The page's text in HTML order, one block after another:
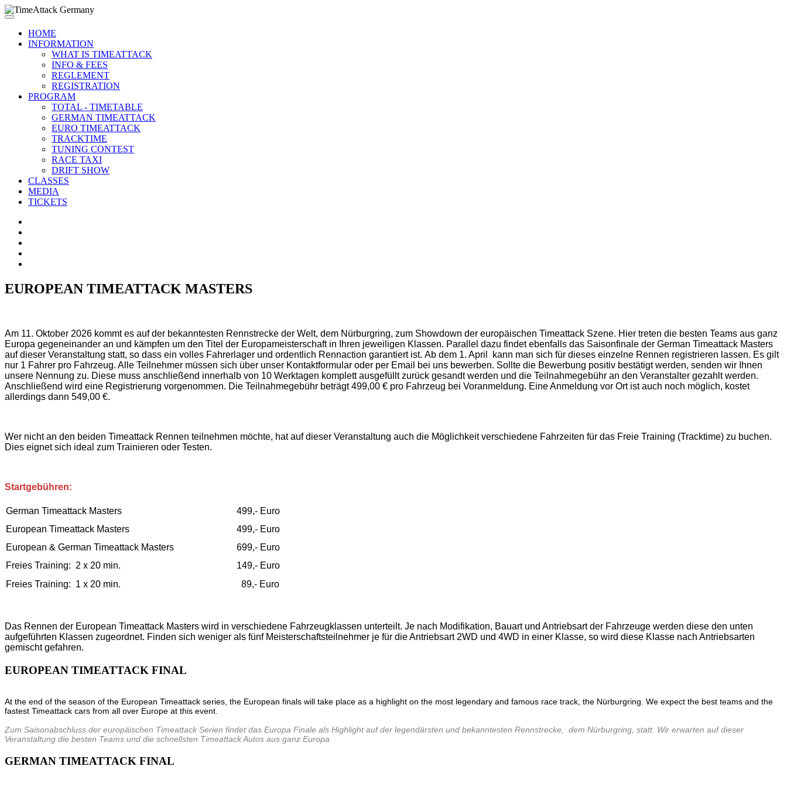
HOME
INFORMATION
WHAT IS TIMEATTACK
INFO & FEES
REGLEMENT
REGISTRATION
PROGRAM
TOTAL - TIMETABLE
GERMAN TIMEATTACK
EURO TIMEATTACK
TRACKTIME
TUNING CONTEST
RACE TAXI
DRIFT SHOW
CLASSES
MEDIA
TICKETS
EUROPEAN TIMEATTACK MASTERS
Am 11. Oktober 2026 kommt es auf der bekanntesten Rennstrecke der Welt, dem Nürburgring, zum Showdown der europäischen Timeattack Szene. Hier treten die besten Teams aus ganz
Europa gegeneinander an und kämpfen um den Titel der Europameisterschaft in Ihren jeweiligen Klassen. Parallel dazu findet ebenfalls das Saisonfinale der German Timeattack Masters
auf dieser Veranstaltung statt, so dass ein volles Fahrerlager und ordentlich Rennaction garantiert ist. Ab dem 1. April kann man sich für dieses einzelne Rennen registrieren lassen. Es gilt
nur 1 Fahrer pro Fahrzeug. Alle Teilnehmer müssen sich über unser Kontaktformular oder per Email bei uns bewerben. Sollte die Bewerbung positiv bestätigt werden, senden wir Ihnen
unsere Nennung zu. Diese muss anschließend innerhalb von 10 Werktagen komplett ausgefüllt zurück gesandt werden und die Teilnahmegebühr an den Veranstalter gezahlt werden.
Anschließend wird eine Registrierung vorgenommen. Die Teilnahmegebühr beträgt 499,00 € pro Fahrzeug bei Voranmeldung. Eine Anmeldung vor Ort ist auch noch möglich, kostet
allerdings dann 549,00 €.
Wer nicht an den beiden Timeattack Rennen teilnehmen möchte, hat auf dieser Veranstaltung auch die Möglichkeit verschiedene Fahrzeiten für das Freie Training (Tracktime) zu buchen.
Dies eignet sich ideal zum Trainieren oder Testen.
Startgebühren:
German Timeattack Masters
499,- Euro
European Timeattack Masters
499,- Euro
European & German Timeattack Masters
699,- Euro
Freies Training: 2 x 20 min.
149,- Euro
Freies Training: 1 x 20 min.
89,- Euro
Das Rennen der European Timeattack Masters wird in verschiedene Fahrzeugklassen unterteilt. Je nach Modifikation, Bauart und Antriebsart der Fahrzeuge werden diese den unten
aufgeführten Klassen zugeordnet. Finden sich weniger als fünf Meisterschaftsteilnehmer je für die Antriebsart 2WD und 4WD in einer Klasse, so wird diese Klasse nach Antriebsarten
gemischt gefahren.
EUROPEAN TIMEATTACK FINAL
At the end of the season of the European Timeattack series, the European finals will take place as a highlight on the most legendary and famous race track, the Nürburgring. We expect the best teams and the
fastest Timeattack cars from all over Europe at this event.
Zum Saisonabschluss der europäischen Timeattack Serien findet das Europa Finale als Highlight auf der legendärsten und bekanntesten Rennstrecke, dem Nürburgring, statt. Wir erwarten auf dieser
Veranstaltung die besten Teams und die schnellsten Timeattack Autos aus ganz Europa.
GERMAN TIMEATTACK FINAL